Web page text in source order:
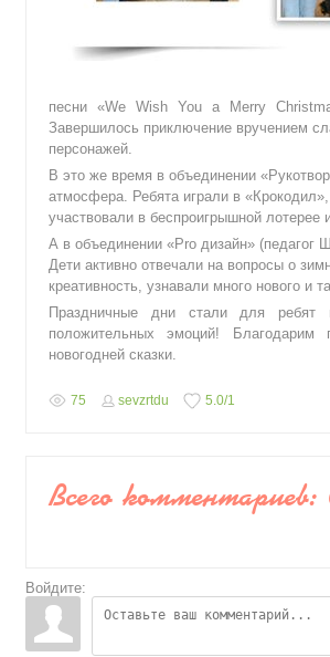
песни «We Wish You a Merry
Завершилось приключение вручением
персонажей.
В это же время в объединении
атмосфера. Ребята играли в
участвовали в беспроигрышной
А в объединении «Pro дизайн» (педагог
Дети активно отвечали на вопросы о
креативность, узнавали много нового и
Праздничные дни стали для ребят
положительных эмоций! Благодарим
новогодней сказки.
75 sevzrtdu 5.0/1
Всего комментариев:
Войдите: